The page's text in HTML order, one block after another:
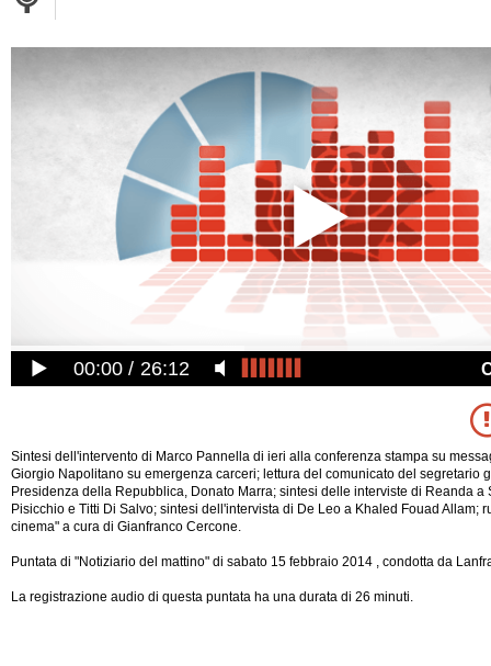
00:00 26:12
Sintesi dell'intervento di Marco Pannella di ieri alla conferenza stampa su
Giorgio Napolitano su emergenza carceri; lettura del comunicato del segretario
Presidenza della Repubblica, Donato Marra; sintesi delle interviste di Reanda a
Pisicchio e Titti Di Salvo; sintesi dell'intervista di De Leo a Khaled Fouad Allam;
cinema" a cura di Gianfranco Cercone.
Puntata di "Notiziario del mattino" di sabato 15 febbraio 2014 , condotta da
La registrazione audio di questa puntata ha una durata di 26 minuti.